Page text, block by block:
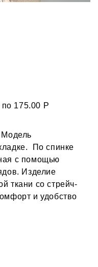
175.00 Р
Модель
По спинке
с помощью
Изделие
ткани со стрейч-
и удобство